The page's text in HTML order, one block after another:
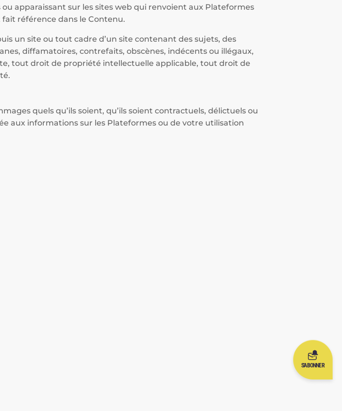
apparaissant sur les sites web qui renvoient aux Plateformes
référence dans le Contenu.
un site ou tout cadre d’un site contenant des sujets, des
diffamatoires, contrefaits, obscènes, indécents ou illégaux,
tout droit de propriété intellectuelle applicable, tout droit de
quels qu’ils soient, qu’ils soient contractuels, délictuels ou
aux informations sur les Plateformes ou de votre utilisation
S'ABONNER